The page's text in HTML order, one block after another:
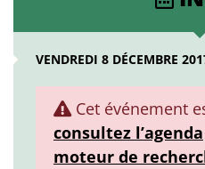
VENDREDI 8 DÉCEMBRE
Cet événement
consultez l’agenda
moteur de